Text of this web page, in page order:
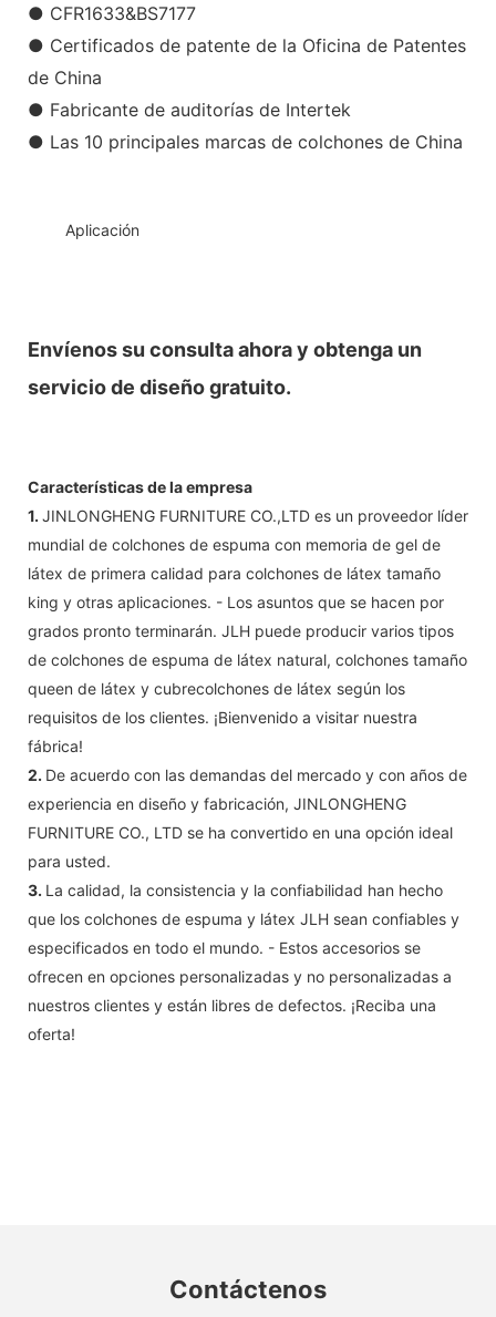
● CFR1633&BS7177
● Certificados de patente de la Oficina de Patentes
de China
● Fabricante de auditorías de Intertek
● Las 10 principales marcas de colchones de China
Aplicación
Envíenos su consulta ahora y obtenga un
servicio de diseño gratuito.
Características de la empresa
1. JINLONGHENG FURNITURE CO.,LTD es un proveedor líder
mundial de colchones de espuma con memoria de gel de
látex de primera calidad para colchones de látex tamaño
king y otras aplicaciones. - Los asuntos que se hacen por
grados pronto terminarán. JLH puede producir varios tipos
de colchones de espuma de látex natural, colchones tamaño
queen de látex y cubrecolchones de látex según los
requisitos de los clientes. ¡Bienvenido a visitar nuestra
fábrica!
2. De acuerdo con las demandas del mercado y con años de
experiencia en diseño y fabricación, JINLONGHENG
FURNITURE CO., LTD se ha convertido en una opción ideal
para usted.
3. La calidad, la consistencia y la confiabilidad han hecho
que los colchones de espuma y látex JLH sean confiables y
especificados en todo el mundo. - Estos accesorios se
ofrecen en opciones personalizadas y no personalizadas a
nuestros clientes y están libres de defectos. ¡Reciba una
oferta!
Contáctenos